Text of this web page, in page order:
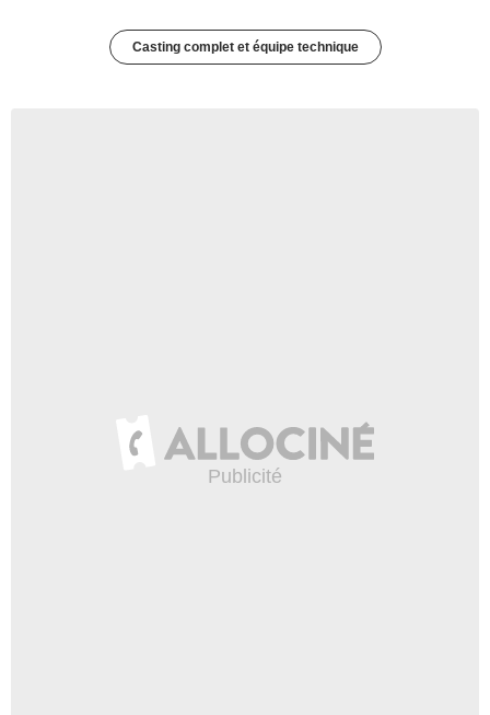
Casting complet et équipe technique